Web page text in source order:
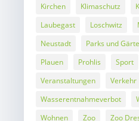
Kirchen
Klimaschutz
Laubegast
Loschwitz
Neustadt
Parks und
Plauen
Prohlis Sport
Veranstaltungen
Verkehr
Wasserentnahmeverbot
Wohnen
Zoo
Zoo